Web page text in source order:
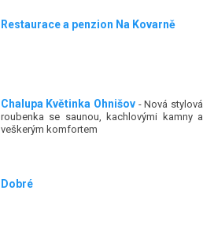
Restaurace a penzion Na Kovarně
Chalupa Květinka Ohnišov - Nová stylová
roubenka se saunou, kachlovými kamny a
veškerým komfortem
Dobré